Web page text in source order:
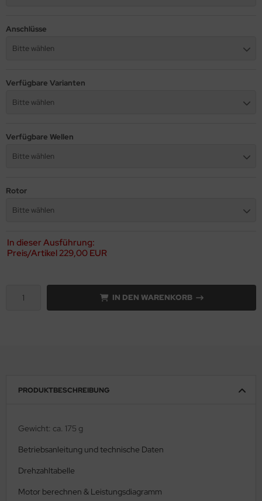
Anschlüsse
Bitte wählen
Verfügbare Varianten
Bitte wählen
Verfügbare Wellen
Bitte wählen
Rotor
Bitte wählen
In dieser Ausführung:
Preis/Artikel229,00 EUR
IN DEN WARENKORB
PRODUKTBESCHREIBUNG
Gewicht: ca. 175 g
Betriebsanleitung und technische Daten
Drehzahltabelle
Motor berechnen & Leistungsdiagramm